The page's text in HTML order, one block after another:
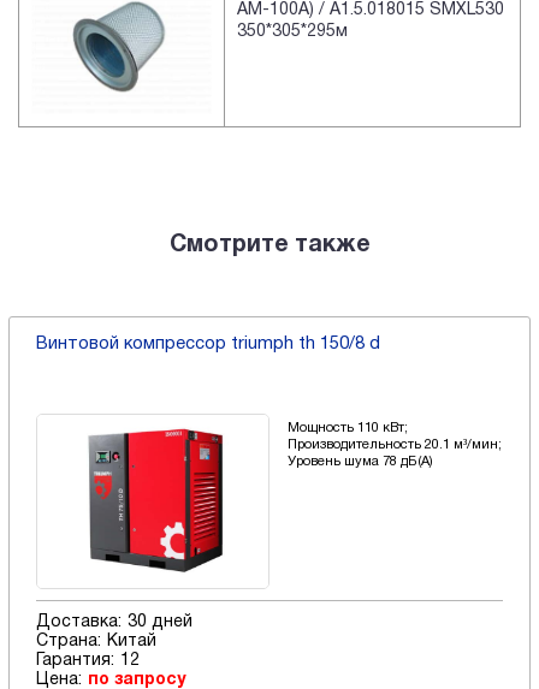
AM-100A) / A1.5.018015 SMXL530
350*305*295м
Смотрите также
Винтовой компрессор triumph th 150/8 d
Мощность 110 кВт;
Производительность 20.1 м³/мин;
Уровень шума 78 дБ(А)
Доставка: 30 дней
Страна:
Китай
Гарантия: 12
Цена: по запросу